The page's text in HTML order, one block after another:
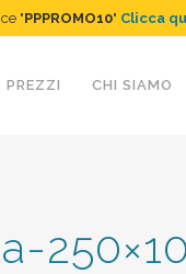
"PPPROMO10" Clicca
PREZZI CHI SIAMO